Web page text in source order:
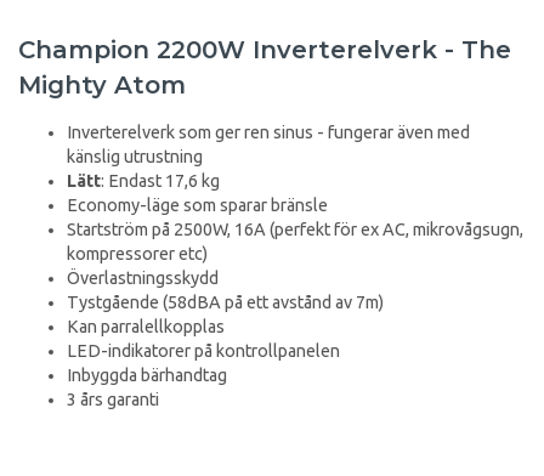
Champion 2200W Inverterelverk - The
Mighty Atom
Inverterelverk som ger ren sinus - fungerar även med
känslig utrustning
Lätt: Endast 17,6 kg
Economy-läge som sparar bränsle
Startström på 2500W, 16A (perfekt för ex AC, mikrovågsugn,
kompressorer etc)
Överlastningsskydd
Tystgående (58dBA på ett avstånd av 7m)
Kan parralellkopplas
LED-indikatorer på kontrollpanelen
Inbyggda bärhandtag
3 års garanti